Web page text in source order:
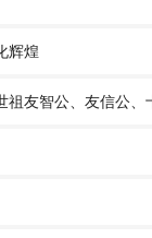
辉煌
祖友智公、友信公、